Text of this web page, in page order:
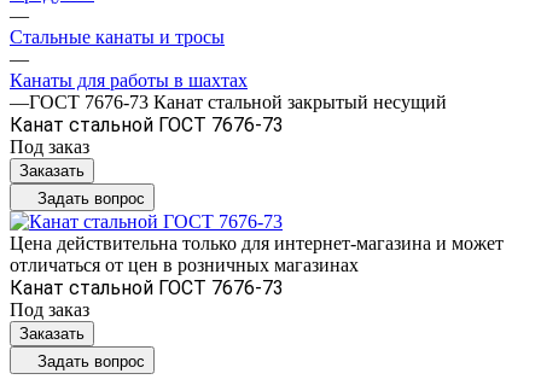
—
Стальные канаты и тросы
—
Канаты для работы в шахтах
—ГОСТ 7676-73 Канат стальной закрытый несущий
Канат стальной ГОСТ 7676-73
Под заказ
Заказать
Задать вопрос
Цена действительна только для интернет-магазина и может
отличаться от цен в розничных магазинах
Канат стальной ГОСТ 7676-73
Под заказ
Заказать
Задать вопрос